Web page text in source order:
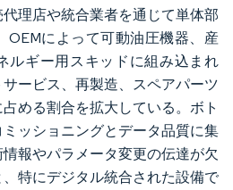
理店や統合業者を通じて単体部
OEMによって可動油圧機器、産
ルギー用スキッドに組み込まれ
ービス、再製造、スペアパーツ
める割合を拡大している。ボト
ッショニングとデータ品質に集
報やパラメータ変更の伝達が欠
特にデジタル統合された設備で